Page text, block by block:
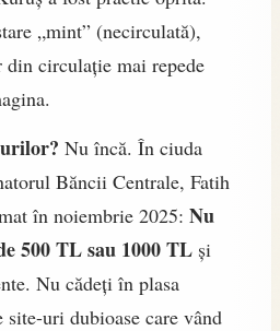
„mint” (necirculată),
circulație mai repede
Nu încă. În ciuda
Băncii Centrale, Fatih
în noiembrie 2025: Nu
500 TL sau 1000 TL și
Nu cădeți în plasa
uri dubioase care vând